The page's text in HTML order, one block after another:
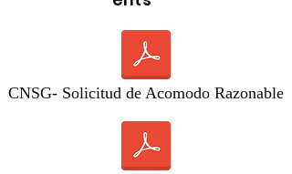
CNSG- Solicitud de Acomodo Razonable